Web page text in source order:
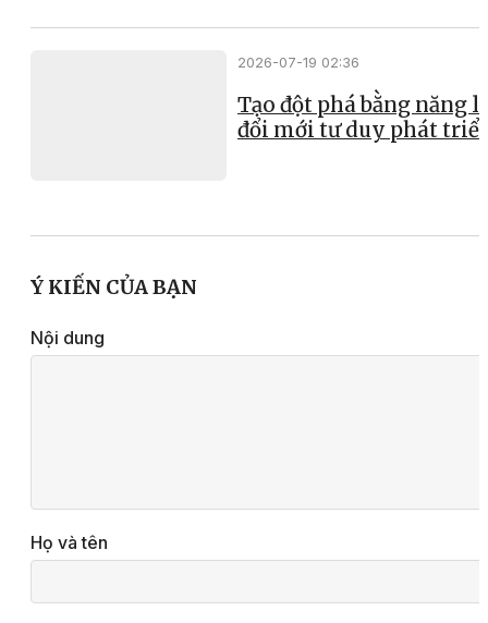
2026-07-19 02:36
Tạo đột phá bằng năng
đổi mới tư duy phát
Ý KIẾN CỦA BẠN
Nội dung
Họ và tên